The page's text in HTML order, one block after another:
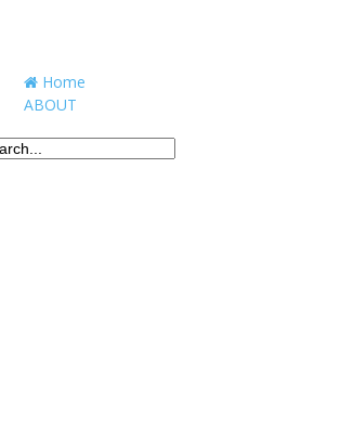
Home
ABOUT